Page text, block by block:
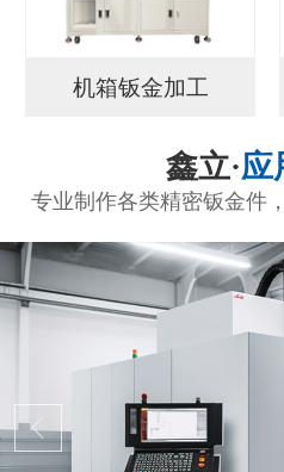
机箱钣金加工
鑫立·应
专业制作各类精密钣金件